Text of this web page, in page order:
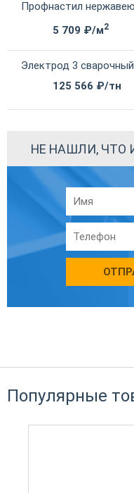
Профнастил
5 709 ₽/м2
Электрод 3 сварочный
125 566 ₽/тн
НЕ НАШЛИ,
Популярные